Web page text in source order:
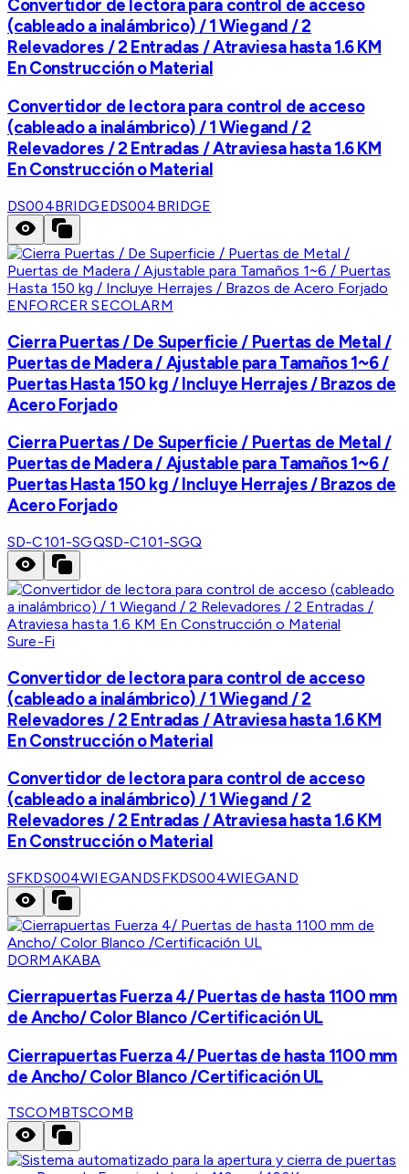
Convertidor de lectora para control de acceso
(cableado a inalámbrico) / 1 Wiegand / 2
Relevadores / 2 Entradas / Atraviesa hasta 1.6 KM
En Construcción o Material
Convertidor de lectora para control de acceso
(cableado a inalámbrico) / 1 Wiegand / 2
Relevadores / 2 Entradas / Atraviesa hasta 1.6 KM
En Construcción o Material
DS004BRIDGEDS004BRIDGE
ENFORCER SECOLARM
Cierra Puertas / De Superficie / Puertas de Metal /
Puertas de Madera / Ajustable para Tamaños 1~6 /
Puertas Hasta 150 kg / Incluye Herrajes / Brazos de
Acero Forjado
Cierra Puertas / De Superficie / Puertas de Metal /
Puertas de Madera / Ajustable para Tamaños 1~6 /
Puertas Hasta 150 kg / Incluye Herrajes / Brazos de
Acero Forjado
SD-C101-SGQSD-C101-SGQ
Sure-Fi
Convertidor de lectora para control de acceso
(cableado a inalámbrico) / 1 Wiegand / 2
Relevadores / 2 Entradas / Atraviesa hasta 1.6 KM
En Construcción o Material
Convertidor de lectora para control de acceso
(cableado a inalámbrico) / 1 Wiegand / 2
Relevadores / 2 Entradas / Atraviesa hasta 1.6 KM
En Construcción o Material
SFKDS004WIEGANDSFKDS004WIEGAND
DORMAKABA
Cierrapuertas Fuerza 4/ Puertas de hasta 1100 mm
de Ancho/ Color Blanco /Certificación UL
Cierrapuertas Fuerza 4/ Puertas de hasta 1100 mm
de Ancho/ Color Blanco /Certificación UL
TSCOMBTSCOMB